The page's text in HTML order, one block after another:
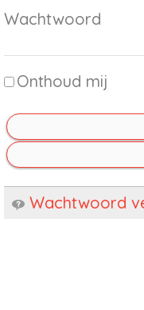
Wachtwoord
Onthoud mij
Wachtwoord